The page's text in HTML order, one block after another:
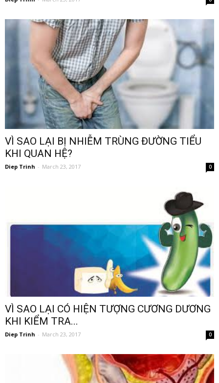
VÌ SAO LẠI BỊ NHIỄM TRÙNG ĐƯỜNG TIỂU
KHI QUAN HỆ?
Diep Trinh - March 23, 2017 0
VÌ SAO LẠI CÓ HIỆN TƯỢNG CƯƠNG DƯƠNG
KHI KIỂM TRA...
Diep Trinh - March 23, 2017 0